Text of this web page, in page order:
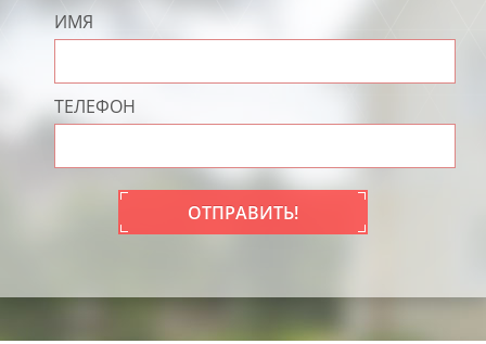
ИМЯ
ТЕЛЕФОН
ОТПРАВИТЬ!